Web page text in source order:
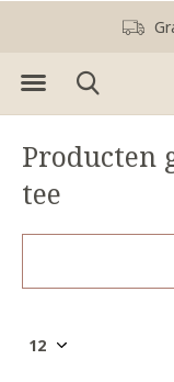
Producten
tee